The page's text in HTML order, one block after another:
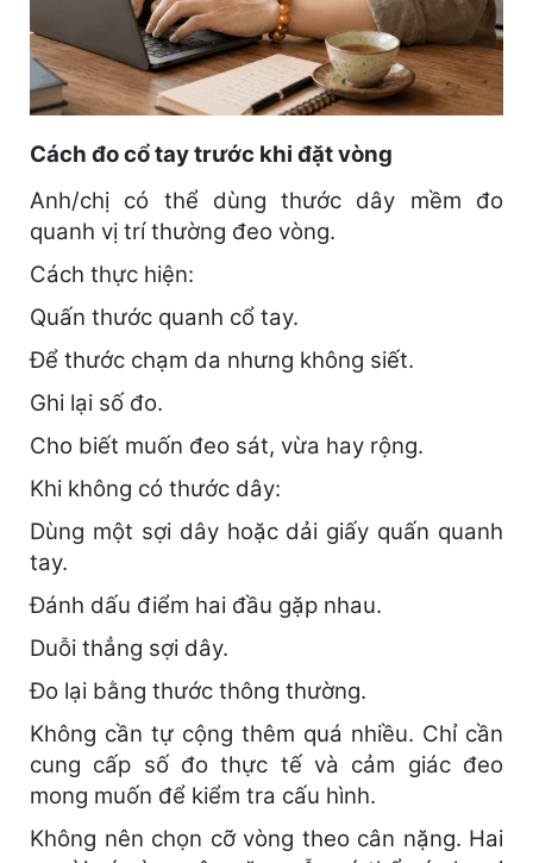
Cách đo cổ tay trước khi đặt vòng
Anh/chị có thể dùng thước dây mềm đo
quanh vị trí thường đeo vòng.
Cách thực hiện:
Quấn thước quanh cổ tay.
Để thước chạm da nhưng không siết.
Ghi lại số đo.
Cho biết muốn đeo sát, vừa hay rộng.
Khi không có thước dây:
Dùng một sợi dây hoặc dải giấy quấn quanh
tay.
Đánh dấu điểm hai đầu gặp nhau.
Duỗi thẳng sợi dây.
Đo lại bằng thước thông thường.
Không cần tự cộng thêm quá nhiều. Chỉ cần
cung cấp số đo thực tế và cảm giác đeo
mong muốn để kiểm tra cấu hình.
Không nên chọn cỡ vòng theo cân nặng. Hai